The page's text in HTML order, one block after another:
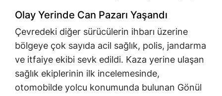
Olay Yerinde Can Pazarı Yaşandı
Çevredeki diğer sürücülerin ihbarı üzerine
bölgeye çok sayıda acil sağlık, polis, jandarma
ve itfaiye ekibi sevk edildi. Kaza yerine ulaşan
sağlık ekiplerinin ilk incelemesinde,
otomobilde yolcu konumunda bulunan Gönül